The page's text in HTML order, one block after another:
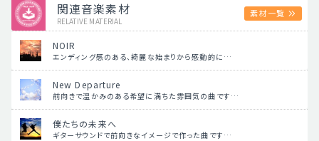
関連音楽素材
RELATIVE MATERIAL
素材一覧
NOIR
エンディング感のある、綺麗な始まりから感動的に…
New Departure
前向きで温かみのある希望に満ちた雰囲気の曲です…
僕たちの未来へ
ギターサウンドで前向きなイメージで作った曲です…